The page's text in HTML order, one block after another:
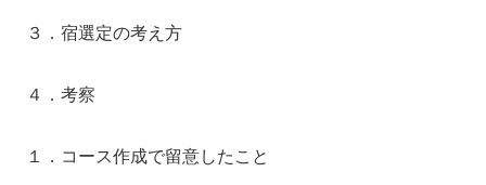
３．宿選定の考え方
４．考察
１．コース作成で留意したこと